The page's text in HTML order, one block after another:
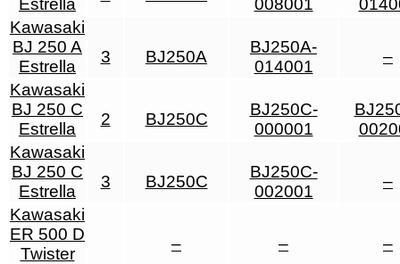
Estrella
008001
Kawasaki
BJ 250 A
Estrella
3 BJ250A
BJ250A-
014001
–
Kawasaki
BJ 250 C
Estrella
2 BJ250C
BJ250C-
000001
Kawasaki
BJ 250 C
Estrella
3 BJ250C
BJ250C-
002001
–
Kawasaki
ER 500 D
Twister
– –
–